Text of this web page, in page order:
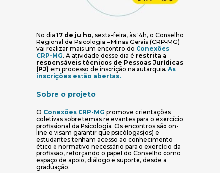
No dia 17 de julho, sexta-feira, às 14h, o Conselho
Regional de Psicologia – Minas Gerais (CRP-MG)
vai realizar mais um encontro do Conexões
CRP-MG(abre em nova janela)
. A atividade desse dia é restrita a
responsáveis técnicos de Pessoas Jurídicas
(PJ) em processo de inscrição na autarquia. As
inscrições estão abertas.(abre em nova janela)
Sobre o projeto
O Conexões CRP-MG (abre em nova janela)
promove orientações
coletivas sobre temas relevantes para o exercício
profissional da Psicologia. Os encontros são on-
line e visam garantir que psicólogas(os) e
estudantes tenham acesso ao conhecimento
ético e normativo necessário para o exercício da
profissão, reforçando o papel do Conselho como
espaço de apoio, diálogo e suporte, desde a
graduação.